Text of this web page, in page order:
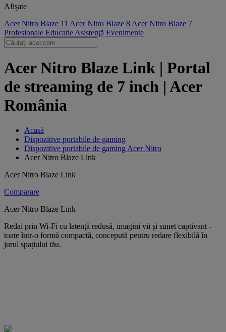
Afișate
Acer Nitro Blaze 11 Acer Nitro Blaze 8 Acer Nitro Blaze 7
Profesionale Educație Asistenţă Evenimente
Acer Nitro Blaze Link | Portal
de streaming de 7 inch | Acer
România
Acasă
Dispozitive portabile de gaming
Dispozitive portabile de gaming Acer Nitro
Acer Nitro Blaze Link
Acer Nitro Blaze Link
Comparare
Acer Nitro Blaze Link
Redai prin Wi-Fi cu latență redusă, imagini vii și sunet captivant -
toate într-o formă compactă, concepută pentru redare flexibilă în
jurul spațiului tău.